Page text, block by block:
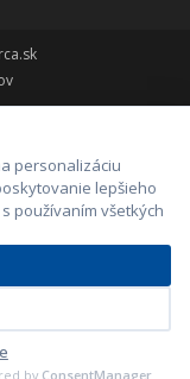
personalizáciu
lepšieho
používaním všetkých
by ConsentManager